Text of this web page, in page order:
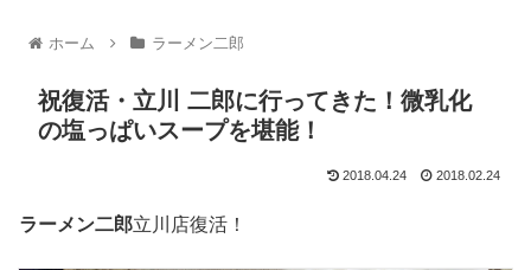
ホーム ラーメン二郎
祝復活・立川 二郎に行ってきた！微乳化
の塩っぱいスープを堪能！
2018.04.24 2018.02.24
ラーメン二郎立川店復活！